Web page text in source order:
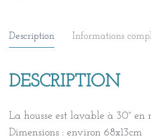
cervicales
graines
de
Description Informations
DESCRIPTION
La housse est lavable à 30° en
Dimensions : environ 68x13cm